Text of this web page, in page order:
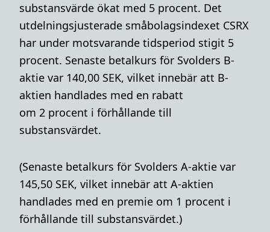
substansvärde ökat med 5 procent. Det
utdelningsjusterade småbolagsindexet CSRX
har under motsvarande tidsperiod stigit 5
procent. Senaste betalkurs för Svolders B-
aktie var 140,00 SEK, vilket innebär att B-
aktien handlades med en rabatt
om 2 procent i förhållande till
substansvärdet.
(Senaste betalkurs för Svolders A-aktie var
145,50 SEK, vilket innebär att A-aktien
handlades med en premie om 1 procent i
förhållande till substansvärdet.)